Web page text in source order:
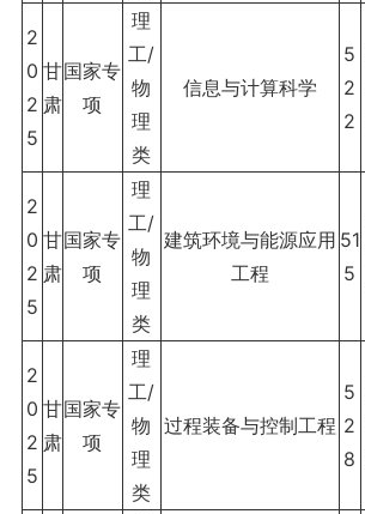
2
0
2
5
甘
肃
国家专
项
理
工/
物
理
类
信息与计算科学
5
2
2
2
0
2
5
甘
肃
国家专
项
理
工/
物
理
类
建筑环境与能源应用
工程
51
5
2
0
2
5
甘
肃
国家专
项
理
工/
物
理
类
过程装备与控制工程
5
2
8